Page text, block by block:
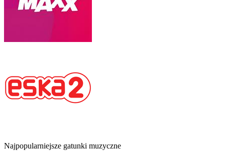
Najpopularniejsze gatunki muzyczne